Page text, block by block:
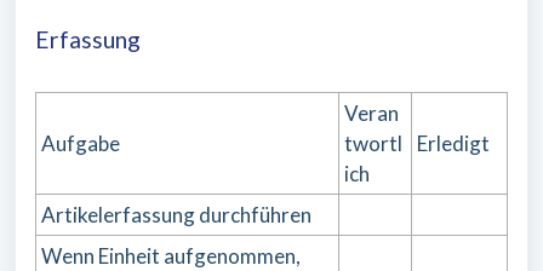
Erfassung
Aufgabe
Veran
twortl
ich
Erledigt
Artikelerfassung durchführen
Wenn Einheit aufgenommen,